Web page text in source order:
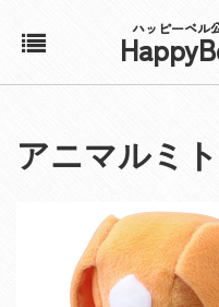
ハッピーベル
アカウント
アニマルミ